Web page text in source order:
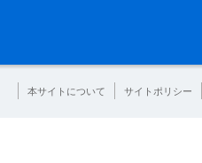
本サイトについて サイトポリシー